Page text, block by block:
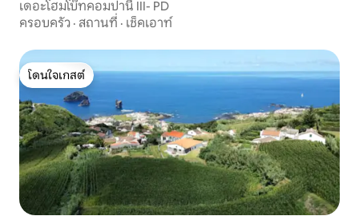
เดอะโฮมโบ๊ทคอมปานี III- PD
ครอบครัว · สถานที่ · เช็คเอาท์
โดนใจเกสต์
โดนใจเกสต์